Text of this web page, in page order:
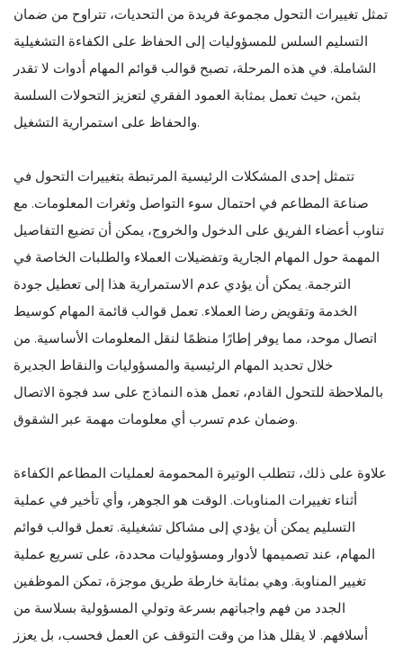
تمثل تغييرات التحول مجموعة فريدة من التحديات، تتراوح من ضمان
التسليم السلس للمسؤوليات إلى الحفاظ على الكفاءة التشغيلية
الشاملة. في هذه المرحلة، تصبح قوالب قوائم المهام أدوات لا تقدر
بثمن، حيث تعمل بمثابة العمود الفقري لتعزيز التحولات السلسة
والحفاظ على استمرارية التشغيل.
تتمثل إحدى المشكلات الرئيسية المرتبطة بتغييرات التحول في
صناعة المطاعم في احتمال سوء التواصل وثغرات المعلومات. مع
تناوب أعضاء الفريق على الدخول والخروج، يمكن أن تضيع التفاصيل
المهمة حول المهام الجارية وتفضيلات العملاء والطلبات الخاصة في
الترجمة. يمكن أن يؤدي عدم الاستمرارية هذا إلى تعطيل جودة
الخدمة وتقويض رضا العملاء. تعمل قوالب قائمة المهام كوسيط
اتصال موحد، مما يوفر إطارًا منظمًا لنقل المعلومات الأساسية. من
خلال تحديد المهام الرئيسية والمسؤوليات والنقاط الجديرة
بالملاحظة للتحول القادم، تعمل هذه النماذج على سد فجوة الاتصال
وضمان عدم تسرب أي معلومات مهمة عبر الشقوق.
علاوة على ذلك، تتطلب الوتيرة المحمومة لعمليات المطاعم الكفاءة
أثناء تغييرات المناوبات. الوقت هو الجوهر، وأي تأخير في عملية
التسليم يمكن أن يؤدي إلى مشاكل تشغيلية. تعمل قوالب قوائم
المهام، عند تصميمها لأدوار ومسؤوليات محددة، على تسريع عملية
تغيير المناوبة. وهي بمثابة خارطة طريق موجزة، تمكن الموظفين
الجدد من فهم واجباتهم بسرعة وتولي المسؤولية بسلاسة من
أسلافهم. لا يقلل هذا من وقت التوقف عن العمل فحسب، بل يعزز